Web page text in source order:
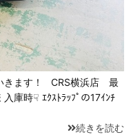
きます！ CRS横浜店 最
時☟ ｴｸｽﾄﾗｯﾌﾟの17ｲﾝﾁ
続きを読む